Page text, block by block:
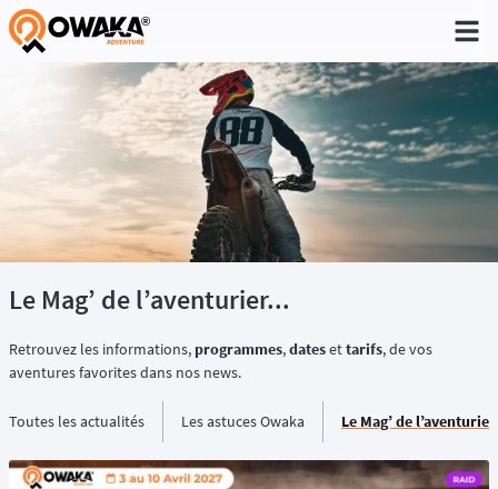
®
Le Mag’ de l’aventurier...
Retrouvez les informations, programmes,datesettarifs, de vos
aventures favorites dans nos news.
Toutes les actualités Les astuces Owaka Le Mag’ de l’aventurier